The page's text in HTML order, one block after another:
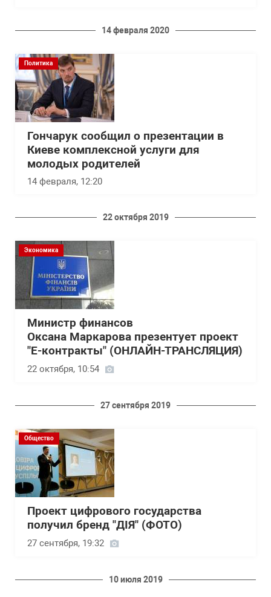
14 февраля 2020
Политика
Гончарук сообщил о презентации в
Киеве комплексной услуги для
молодых родителей
14 февраля, 12:20
22 октября 2019
Экономика
Министр финансов
Оксана Маркарова презентует проект
"Е-контракты" (ОНЛАЙН-ТРАНСЛЯЦИЯ)
22 октября, 10:54
27 сентября 2019
Общество
Проект цифрового государства
получил бренд "ДІЯ" (ФОТО)
27 сентября, 19:32
10 июля 2019